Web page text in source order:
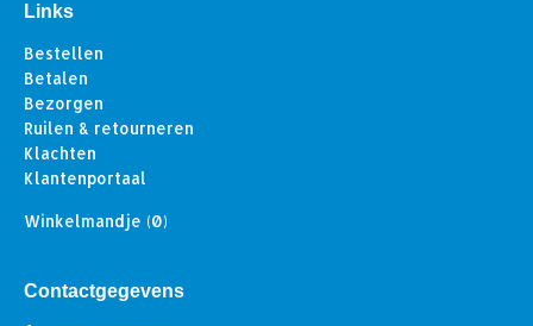
Links
Bestellen
Betalen
Bezorgen
Ruilen & retourneren
Klachten
Klantenportaal
Winkelmandje (0)
Contactgegevens